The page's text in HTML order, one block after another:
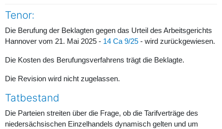
Tenor:
Die Berufung der Beklagten gegen das Urteil des Arbeitsgerichts
Hannover vom 21. Mai 2025 - 14 Ca 9/25 - wird zurückgewiesen.
Die Kosten des Berufungsverfahrens trägt die Beklagte.
Die Revision wird nicht zugelassen.
Tatbestand
Die Parteien streiten über die Frage, ob die Tarifverträge des
niedersächsischen Einzelhandels dynamisch gelten und um